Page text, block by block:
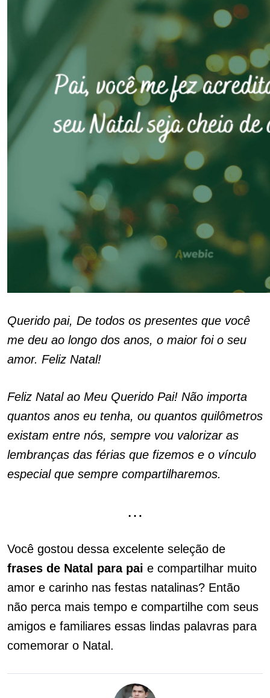
Querido pai, De todos os presentes que você
me deu ao longo dos anos, o maior foi o seu
amor. Feliz Natal!
Feliz Natal ao Meu Querido Pai! Não importa
quantos anos eu tenha, ou quantos quilômetros
existam entre nós, sempre vou valorizar as
lembranças das férias que fizemos e o vínculo
especial que sempre compartilharemos.
…
Você gostou dessa excelente seleção de
frases de Natal para pai e compartilhar muito
amor e carinho nas festas natalinas? Então
não perca mais tempo e compartilhe com seus
amigos e familiares essas lindas palavras para
comemorar o Natal.